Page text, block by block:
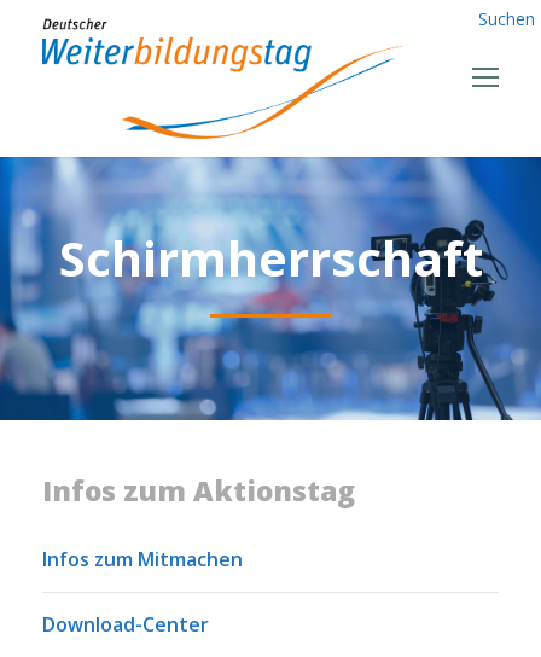
Suchen
Schirmherrschaft
Infos zum Aktionstag
Infos zum Mitmachen
Download-Center